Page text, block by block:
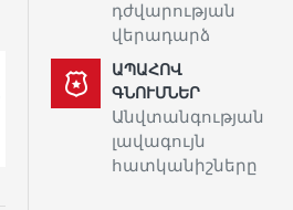
դժվարության
վերադարձ
ԱՊԱՀՈՎ
ԳՆՈՒՄՆԵՐ
Անվտանգության
լավագույն
հատկանիշները